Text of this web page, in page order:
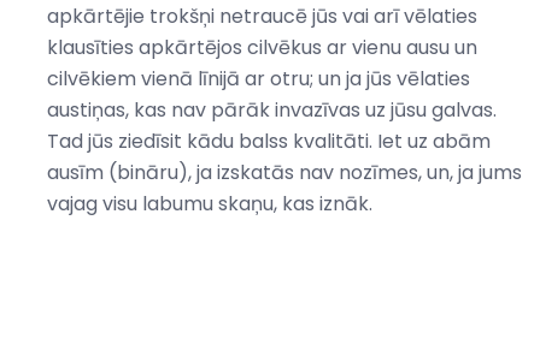
apkārtējie trokšņi netraucē jūs vai arī vēlaties
klausīties apkārtējos cilvēkus ar vienu ausu un
cilvēkiem vienā līnijā ar otru; un ja jūs vēlaties
austiņas, kas nav pārāk invazīvas uz jūsu galvas.
Tad jūs ziedīsit kādu balss kvalitāti. Iet uz abām
ausīm (bināru), ja izskatās nav nozīmes, un, ja jums
vajag visu labumu skaņu, kas iznāk.